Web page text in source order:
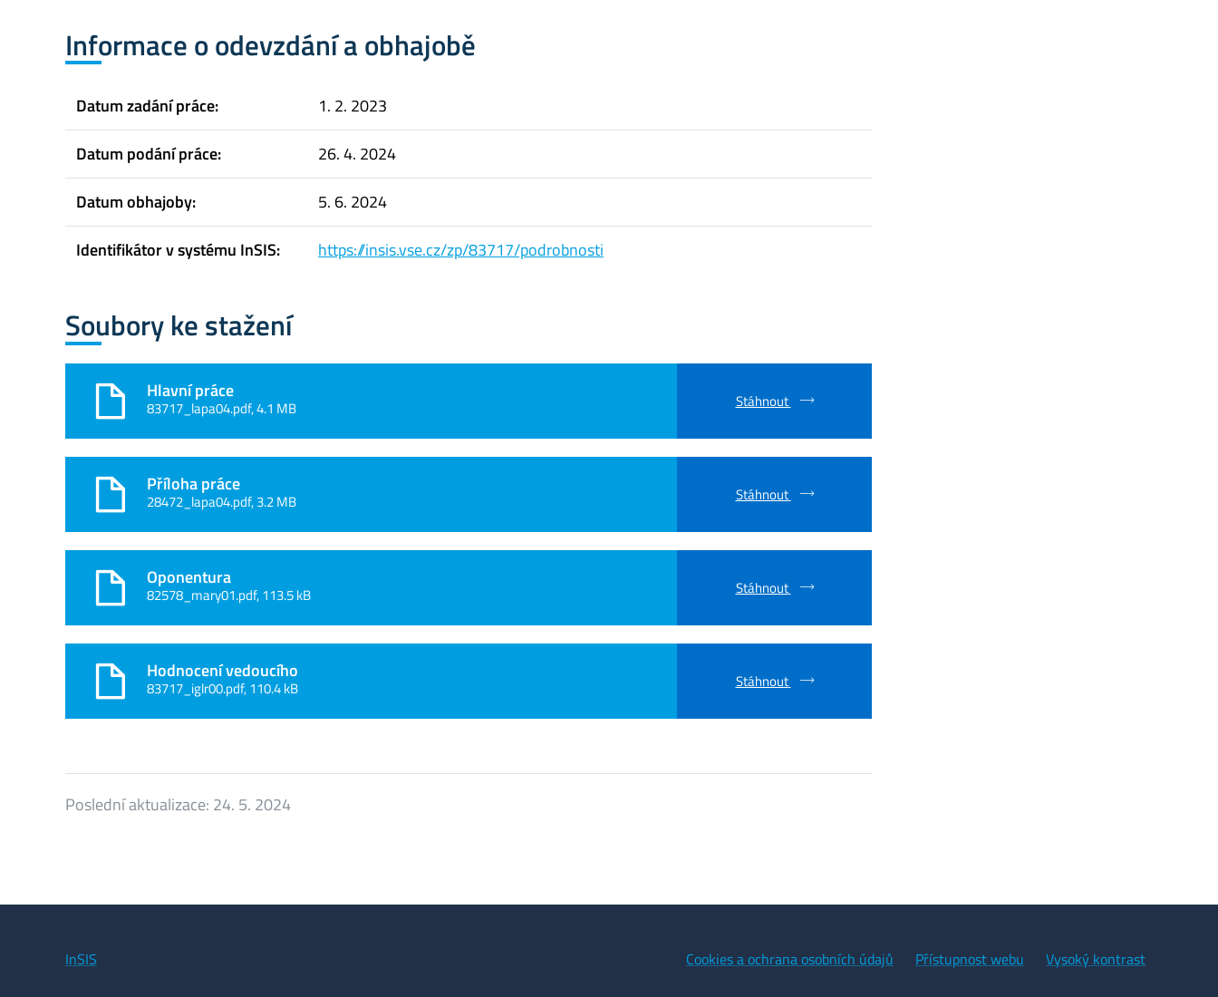
Informace o odevzdání a obhajobě
Datum zadání práce:
1. 2. 2023
Datum podání práce:
26. 4. 2024
Datum obhajoby:
5. 6. 2024
Identifikátor v systému InSIS:
https://insis.vse.cz/zp/83717/podrobnosti
Soubory ke stažení
Hlavní práce
83717_lapa04.pdf, 4.1 MB Stáhnout
Příloha práce
28472_lapa04.pdf, 3.2 MB Stáhnout
Oponentura
82578_mary01.pdf, 113.5 kB Stáhnout
Hodnocení vedoucího
83717_iglr00.pdf, 110.4 kB Stáhnout
Poslední aktualizace: 24. 5. 2024
InSIS Cookies a ochrana osobních údajů Přístupnost webu Vysoký kontrast